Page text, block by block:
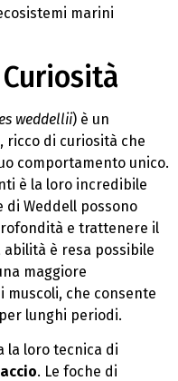
marini
weddellii) è un
ricco di curiosità che
comportamento unico.
è la loro incredibile
di Weddell possono
e trattenere il
abilità è resa possibile
maggiore
muscoli, che consente
lunghi periodi.
la loro tecnica di
. Le foche di